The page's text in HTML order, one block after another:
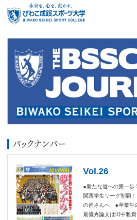
バックナンバー
Vol.26
●新たな道への第一歩
関西学生リーグ制覇
の皆さんへ」●卒業生
最優秀論文は田中雅